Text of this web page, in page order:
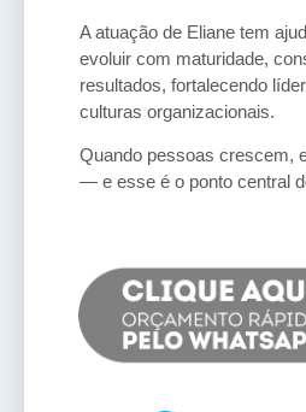
A atuação de Eliane tem
evoluir com maturidade,
resultados, fortalecendo
culturas organizacionais.
Quando pessoas crescem,
— e esse é o ponto central